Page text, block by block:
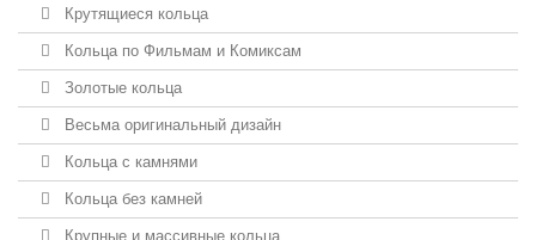
Крутящиеся кольца
Кольца по Фильмам и Комиксам
Золотые кольца
Весьма оригинальный дизайн
Кольца с камнями
Кольца без камней
Крупные и массивные кольца